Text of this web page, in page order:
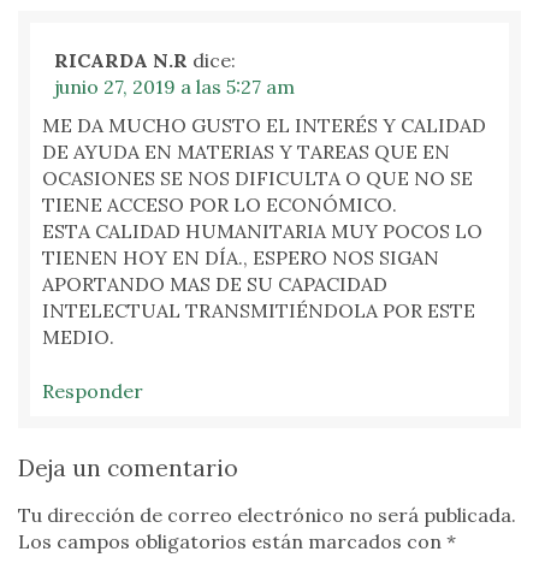
RICARDA N.R dice:
junio 27, 2019 a las 5:27 am
ME DA MUCHO GUSTO EL INTERÉS Y CALIDAD
DE AYUDA EN MATERIAS Y TAREAS QUE EN
OCASIONES SE NOS DIFICULTA O QUE NO SE
TIENE ACCESO POR LO ECONÓMICO.
ESTA CALIDAD HUMANITARIA MUY POCOS LO
TIENEN HOY EN DÍA., ESPERO NOS SIGAN
APORTANDO MAS DE SU CAPACIDAD
INTELECTUAL TRANSMITIÉNDOLA POR ESTE
MEDIO.
Responder
Deja un comentario
Tu dirección de correo electrónico no será publicada.
Los campos obligatorios están marcados con *